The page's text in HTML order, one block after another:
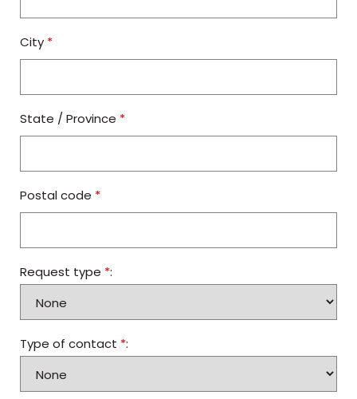
City *
State / Province *
Postal code *
Request type *:
Type of contact *: